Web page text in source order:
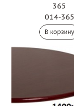
365
014-365